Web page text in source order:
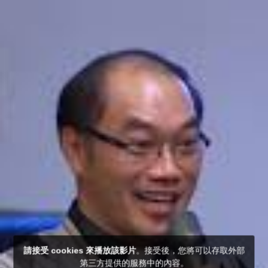
請接受 cookies 來播放該影片。接受後，您將可以存取外部
第三方提供的服務中的內容。